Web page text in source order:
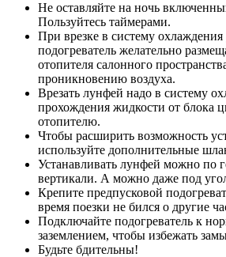
Не оставляйте на ночь
Пользуйтесь таймерами.
При врезке в систему
подогреватель желательно
отопителя салонного
проникновению воздуха.
Врезать лунфей надо в систему
прохождения жидкости от блока
отопителю.
Чтобы расширить возможность
используйте дополнительные
Устанавливать лунфей можно по
вертикали. А можно даже под
Крепите предпусковой
время поезки не бился о другие
Подключайте подогреватель к
заземлением, чтобы избежать
Будьте бдительны!